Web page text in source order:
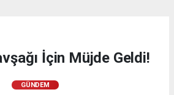
İçin Müjde Geldi!
GÜNDEM